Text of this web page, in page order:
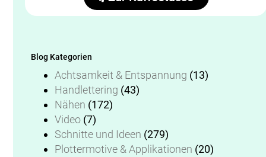
Blog Kategorien
Achtsamkeit & Entspannung (13)
Handlettering (43)
Nähen (172)
Video (7)
Schnitte und Ideen (279)
Plottermotive & Applikationen (20)